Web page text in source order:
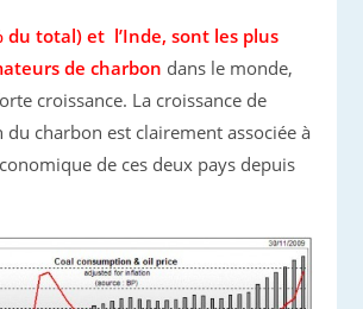
du total) et l’Inde, sont les plus
de charbon dans le monde,
croissance. La croissance de
charbon est clairement associée à
de ces deux pays depuis